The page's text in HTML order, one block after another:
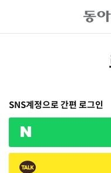
SNS계정으로 간편 로그인